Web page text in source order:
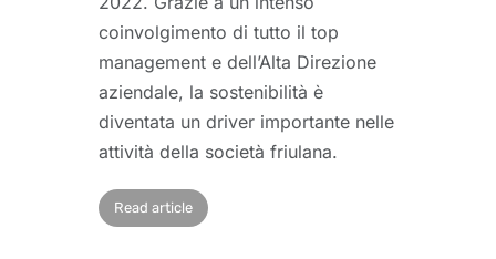
coinvolgimento di tutto il top
management e dell’Alta Direzione
aziendale, la sostenibilità è
diventata un driver importante nelle
attività della società friulana.
Read article